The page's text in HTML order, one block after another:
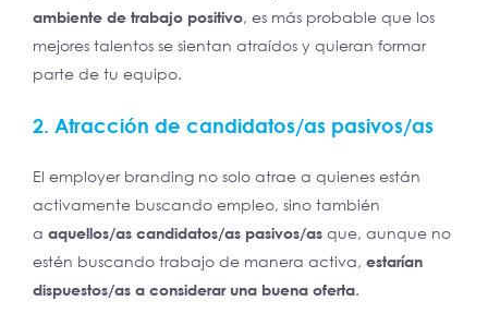
ambiente de trabajo positivo, es más probable que los
mejores talentos se sientan atraídos y quieran formar
parte de tu equipo.
2. Atracción de candidatos/as pasivos/as
El employer branding no solo atrae a quienes están
activamente buscando empleo, sino también
a aquellos/as candidatos/as pasivos/as que, aunque no
estén buscando trabajo de manera activa, estarían
dispuestos/as a considerar una buena oferta.